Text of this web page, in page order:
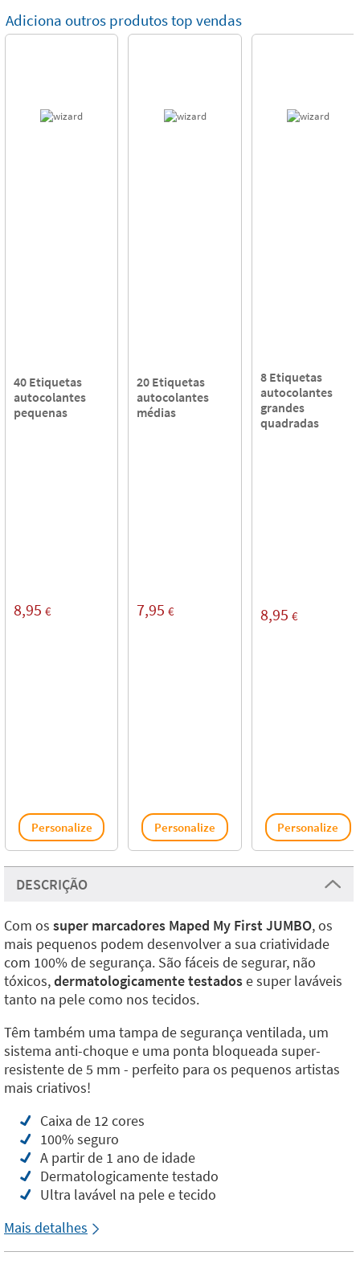
Adiciona outros produtos top vendas
40 Etiquetas
autocolantes
pequenas
8,95 €
Personalize
20 Etiquetas
autocolantes
médias
7,95 €
Personalize
8 Etiquetas
autocolantes
grandes
quadradas
8,95 €
Personalize
DESCRIÇÃO
Com os super marcadores Maped My First JUMBO, os
mais pequenos podem desenvolver a sua criatividade
com 100% de segurança. São fáceis de segurar, não
tóxicos,dermatologicamente testadose super laváveis
tanto na pele como nos tecidos.
Têm também uma tampa de segurança ventilada, um
sistema anti-choque e uma ponta bloqueada super-
resistente de 5 mm - perfeito para os pequenos artistas
mais criativos!
Caixa de 12 cores
100% seguro
A partir de 1 ano de idade
Dermatologicamente testado
Ultra lavável na pele e tecido
Mais detalhes